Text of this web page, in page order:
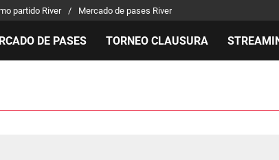
partido River Mercado de pases River
DE PASES TORNEO CLAUSURA